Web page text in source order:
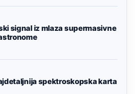
signal iz mlaza supermasivne
spektroskopska karta